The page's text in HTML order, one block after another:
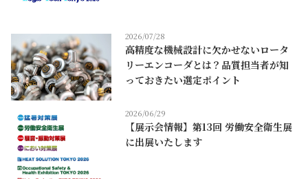
2026/07/28
高精度な機械設計に欠かせないロータ
リーエンコーダとは？品質担当者が知
っておきたい選定ポイント
2026/06/29
【展示会情報】第13回 労働安全衛生展
に出展いたします